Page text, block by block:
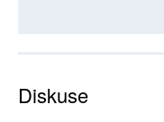
Diskuse